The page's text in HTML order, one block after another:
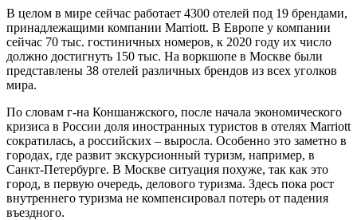
В целом в мире сейчас работает 4300 отелей под 19 брендами,
принадлежащими компании Marriott. В Европе у компании
сейчас 70 тыс. гостиничных номеров, к 2020 году их число
должно достигнуть 150 тыс. На воркшопе в Москве были
представлены 38 отелей различных брендов из всех уголков
мира.
По словам г-на Коншанжского, после начала экономического
кризиса в России доля иностранных туристов в отелях Marriott
сократилась, а российских – выросла. Особенно это заметно в
городах, где развит экскурсионный туризм, например, в
Санкт-Петербурге. В Москве ситуация похуже, так как это
город, в первую очередь, делового туризма. Здесь пока рост
внутреннего туризма не компенсировал потерь от падения
въездного.